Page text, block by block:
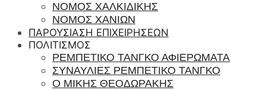
ΝΟΜΟΣ ΧΑΛΚΙΔΙΚΗΣ
ΝΟΜΟΣ ΧΑΝΙΩΝ
ΠΑΡΟΥΣΙΑΣΗ ΕΠΙΧΕΙΡΗΣΕΩΝ
ΠΟΛΙΤΙΣΜΟΣ
ΡΕΜΠΈΤΙΚΟ ΤΆΝΓΚΟ ΑΦΙΕΡΏΜΑΤΑ
ΣΥΝΑΥΛΊΕΣ ΡΕΜΠΈΤΙΚΟ ΤΆΝΓΚΟ
Ο ΜΙΚΗΣ ΘΕΟΔΩΡΑΚΗΣ